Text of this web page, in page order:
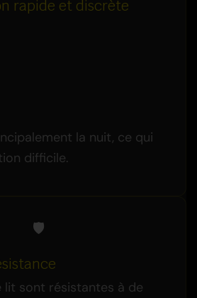
rapide et discrète
la nuit, ce qui
difficile.
🛡️
lit sont résistantes à de